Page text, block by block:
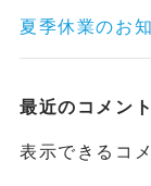
夏季休業のお
最近のコメント
表示できるコ